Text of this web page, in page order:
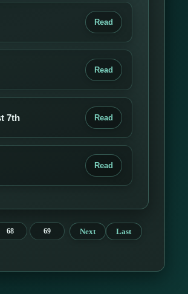
Read
Read
7th Read
Read
68 69 Next Last